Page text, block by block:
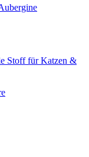
Stoff für Katzen &